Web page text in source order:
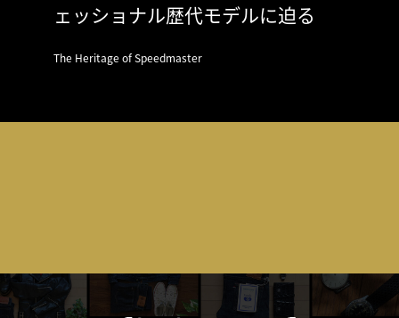
ェッショナル歴代モデルに迫る
The Heritage of Speedmaster